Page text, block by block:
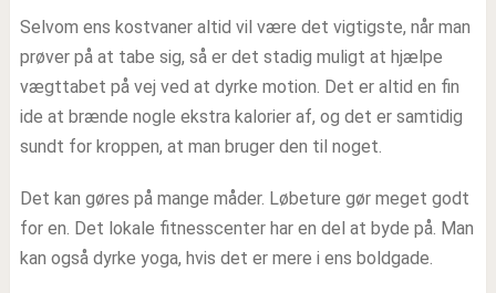
Selvom ens kostvaner altid vil være det vigtigste, når man
prøver på at tabe sig, så er det stadig muligt at hjælpe
vægttabet på vej ved at dyrke motion. Det er altid en fin
ide at brænde nogle ekstra kalorier af, og det er samtidig
sundt for kroppen, at man bruger den til noget.
Det kan gøres på mange måder. Løbeture gør meget godt
for en. Det lokale fitnesscenter har en del at byde på. Man
kan også dyrke yoga, hvis det er mere i ens boldgade.